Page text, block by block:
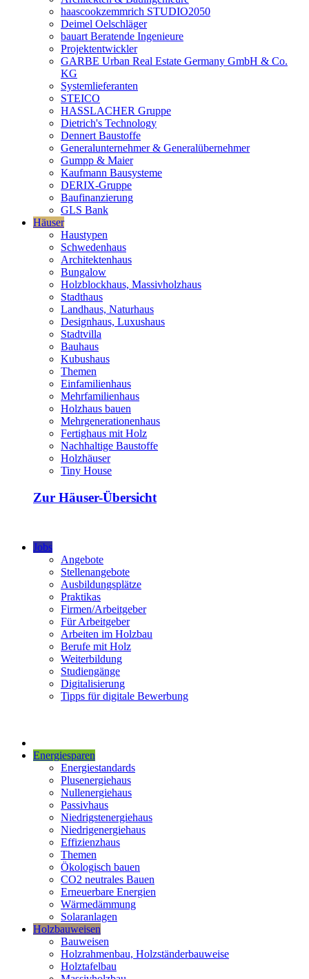
haascookzemmrich STUDIO2050
Deimel Oelschläger
bauart Beratende Ingenieure
Projektentwickler
GARBE Urban Real Estate Germany GmbH & Co.
KG
Systemlieferanten
STEICO
HASSLACHER Gruppe
Dietrich's Technology
Dennert Baustoffe
Generalunternehmer & Generalübernehmer
Gumpp & Maier
Kaufmann Bausysteme
DERIX-Gruppe
Baufinanzierung
GLS Bank
Häuser
Haustypen
Schwedenhaus
Architektenhaus
Bungalow
Holzblockhaus, Massivholzhaus
Stadthaus
Landhaus, Naturhaus
Designhaus, Luxushaus
Stadtvilla
Bauhaus
Kubushaus
Themen
Einfamilienhaus
Mehrfamilienhaus
Holzhaus bauen
Mehrgenerationenhaus
Fertighaus mit Holz
Nachhaltige Baustoffe
Holzhäuser
Tiny House
Zur Häuser-Übersicht
Jobs
Angebote
Stellenangebote
Ausbildungsplätze
Praktikas
Firmen/Arbeitgeber
Für Arbeitgeber
Arbeiten im Holzbau
Berufe mit Holz
Weiterbildung
Studiengänge
Digitalisierung
Tipps für digitale Bewerbung
Energiesparen
Energiestandards
Plusenergiehaus
Nullenergiehaus
Passivhaus
Niedrigstenergiehaus
Niedrigenergiehaus
Effizienzhaus
Themen
Ökologisch bauen
CO2 neutrales Bauen
Erneuerbare Energien
Wärmedämmung
Solaranlagen
Holzbauweisen
Bauweisen
Holzrahmenbau, Holzständerbauweise
Holztafelbau